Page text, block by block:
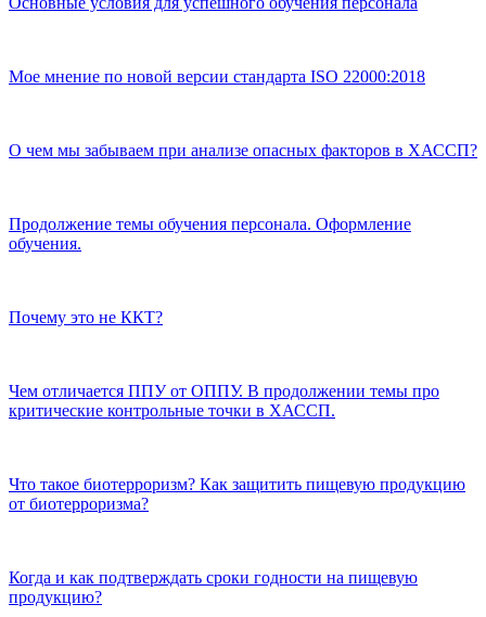
Мое мнение по новой версии стандарта ISO 22000:2018
О чем мы забываем при анализе опасных факторов в ХАССП?
Продолжение темы обучения персонала. Оформление
обучения.
Почему это не ККТ?
Чем отличается ППУ от ОППУ. В продолжении темы про
критические контрольные точки в ХАССП.
Что такое биотерроризм? Как защитить пищевую продукцию
от биотерроризма?
Когда и как подтверждать сроки годности на пищевую
продукцию?